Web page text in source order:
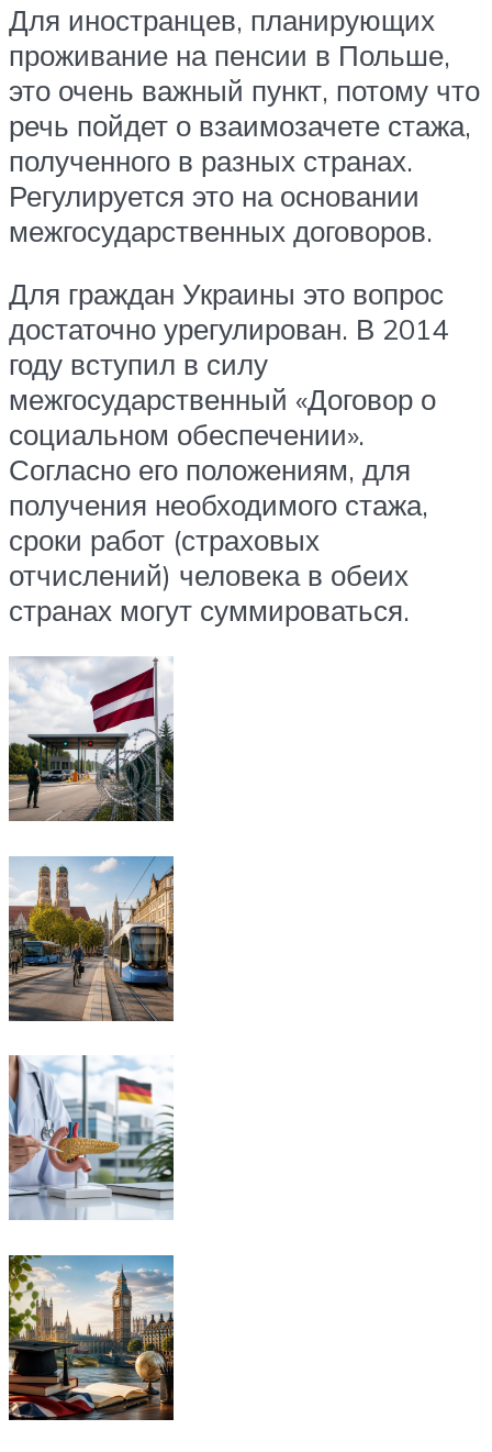
Для иностранцев, планирующих
проживание на пенсии в Польше,
это очень важный пункт, потому что
речь пойдет о взаимозачете стажа,
полученного в разных странах.
Регулируется это на основании
межгосударственных договоров.
Для граждан Украины это вопрос
достаточно урегулирован. В 2014
году вступил в силу
межгосударственный «Договор о
социальном обеспечении».
Согласно его положениям, для
получения необходимого стажа,
сроки работ (страховых
отчислений) человека в обеих
странах могут суммироваться.